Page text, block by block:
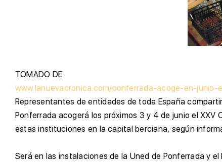
TOMADO DE
www.lanuevacronica.com/ponferrada-acoge-en-
Representantes de entidades de toda España
Ponferrada acogerá los próximos 3 y 4 de junio el XXV
estas instituciones en la capital berciana, según
Será en las instalaciones de la Uned de Ponferrada y